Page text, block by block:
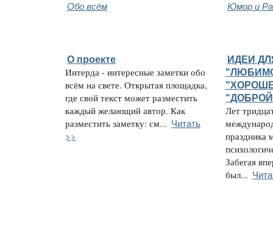
Обо всём Юмор и
О проекте
Интерда - интересные заметки обо
всём на свете. Открытая площадка,
где свой текст может разместить
каждый желающий автор. Как
разместить заметку: см... Читать
>>
ИДЕИ
Лет
праздника
Забегая
был...